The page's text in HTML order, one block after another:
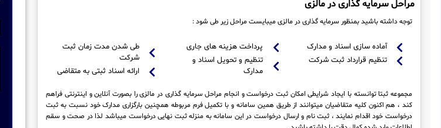
مراحل سرمایه گذاری در مالزی
توجه داشته باشید بمنظور سرمایه گذاری در مالزی میبایست مراحل زیر طی شود :
آماده سازی اسناد و مدارک
تنظیم قرارداد ثبت شرکت
پرداخت هزینه های جاری
تنظیم و تحویل اسناد و
مدارک
طی شدن مدت زمان ثبت
شرکت
ارائه اسناد ثبتی به متقاضی
مجموعه ثبتا توانسته با ایجاد شرایطی امکان ثبت درخواست و انجام مراحل سرمایه گذاری در مالزی را بصورت آنلاین و اینترنتی فراهم
کند ، هم اکنون کلیه متقاضیان میتوانند از طریق همین سامانه و با تکمیل فرم مربوطه همچنین بارگزاری مدارک خود نسبت به ثبت
درخواست خود اقدام نمایند ، ثبت نام و ارسال درخواست در این سامانه به منزله ثبت نهایی درخواست میباشد لذا در صحت و سقم